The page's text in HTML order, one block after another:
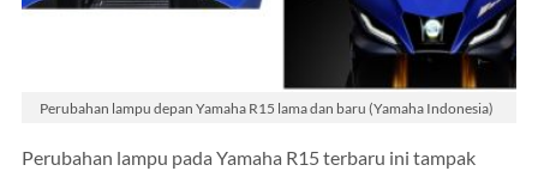
Perubahan lampu depan Yamaha R15 lama dan baru (Yamaha Indonesia)
Perubahan lampu pada Yamaha R15 terbaru ini tampak